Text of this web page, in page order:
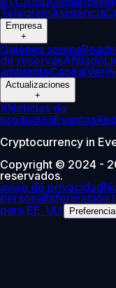
TelegramAsistencia
Empresa
+
Quiénes somos
de reservasAfiliado
ambienteCapital
Actualizaciones
+
XNoticias de
productosEventos
Cryptocurrency in
Copyright © 2024 -
reservados.
aviso de privacidad
personalInformación
para EE. UU.